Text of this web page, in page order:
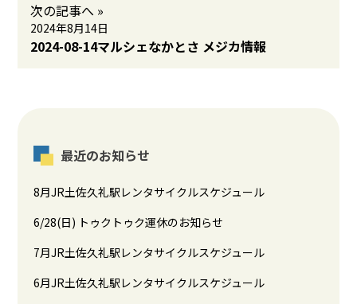
次の記事へ »
2024年8月14日
2024-08-14マルシェなかとさ メジカ情報
最近のお知らせ
8月JR土佐久礼駅レンタサイクルスケジュール
6/28(日) トゥクトゥク運休のお知らせ
7月JR土佐久礼駅レンタサイクルスケジュール
6月JR土佐久礼駅レンタサイクルスケジュール